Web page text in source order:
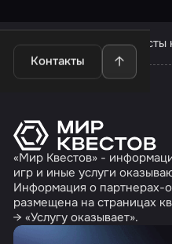
Контакты
Квесты в Коломне Квесты
«Мир Квестов» -
игр и иные услуги
Информация о партнерах-
размещена на страницах
→ «Услугу оказывает».